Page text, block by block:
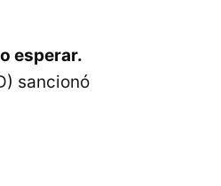
esperar.
sancionó